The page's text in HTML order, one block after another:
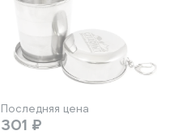
Последняя цена
301 ₽